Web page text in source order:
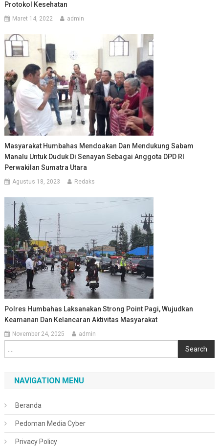
Protokol Kesehatan
Maret 14, 2022 admin
Masyarakat Humbahas Mendoakan Dan Mendukung Sabam
Manalu Untuk Duduk Di Senayan Sebagai Anggota DPD RI
Perwakilan Sumatra Utara
Agustus 18, 2023 Redaks
Polres Humbahas Laksanakan Strong Point Pagi, Wujudkan
Keamanan Dan Kelancaran Aktivitas Masyarakat
November 24, 2025 admin
Search
NAVIGATION MENU
Beranda
Pedoman Media Cyber
Privacy Policy